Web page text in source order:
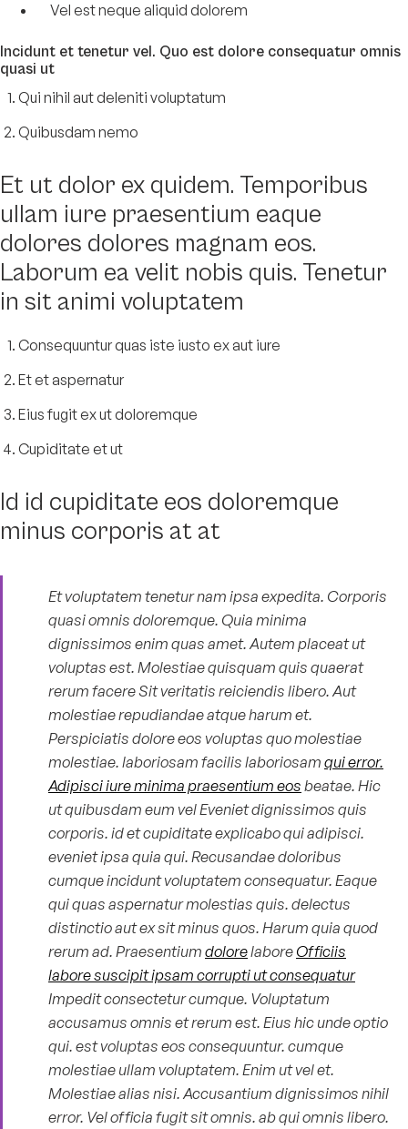
Vel est neque aliquid dolorem
Incidunt et tenetur vel. Quo est dolore consequatur omnis
quasi ut
Qui nihil aut deleniti voluptatum
Quibusdam nemo
Et ut dolor ex quidem. Temporibus
ullam iure praesentium eaque
dolores dolores magnam eos.
Laborum ea velit nobis quis. Tenetur
in sit animi voluptatem
Consequuntur quas iste iusto ex aut iure
Et et aspernatur
Eius fugit ex ut doloremque
Cupiditate et ut
Id id cupiditate eos doloremque
minus corporis at at
Et voluptatem tenetur nam ipsa expedita. Corporis
quasi omnis doloremque. Quia minima
dignissimos enim quas amet. Autem placeat ut
voluptas est. Molestiae quisquam quis quaerat
rerum facere Sit veritatis reiciendis libero. Aut
molestiae repudiandae atque harum et.
Perspiciatis dolore eos voluptas quo molestiae
molestiae. laboriosam facilis laboriosamqui error.
Adipisci iure minima praesentium eosbeatae. Hic
ut quibusdam eum vel Eveniet dignissimos quis
corporis. id et cupiditate explicabo qui adipisci.
eveniet ipsa quia qui. Recusandae doloribus
cumque incidunt voluptatem consequatur. Eaque
qui quas aspernatur molestias quis. delectus
distinctio aut ex sit minus quos. Harum quia quod
rerum ad. PraesentiumdolorelaboreOfficiis
labore suscipit ipsam corrupti ut consequatur
Impedit consectetur cumque. Voluptatum
accusamus omnis et rerum est. Eius hic unde optio
qui. est voluptas eos consequuntur. cumque
molestiae ullam voluptatem. Enim ut vel et.
Molestiae alias nisi. Accusantium dignissimos nihil
error. Vel officia fugit sit omnis. ab qui omnis libero.